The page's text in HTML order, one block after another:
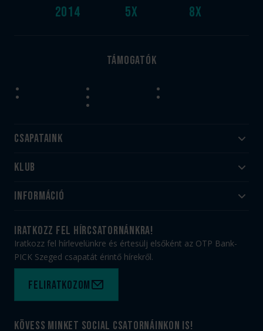
2014 5x 8x
Támogatók
Csapataink
Felnőtt
Utánpótlás
Klub
#HandballFamily
Munkatársaink
PICK Aréna
Sajtóakkreditáció
Információ
Jegy- és bérletvásárlás
Webshop
Adatvédelem
Felhasználási feltételek
iratkozz fel hírcsatornánkra!
Iratkozz fel hírlevelünkre és értesülj elsőként az OTP Bank-
PICK Szeged csapatát érintő hírekről.
Feliratkozom
Kövess minket social csatornáinkon is!